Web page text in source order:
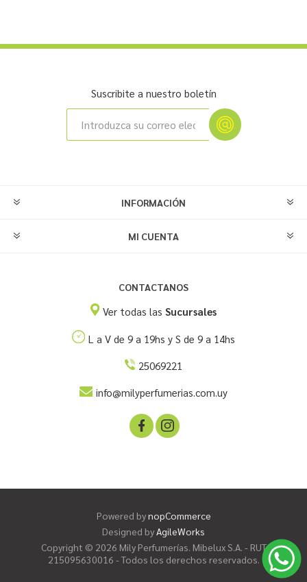
Suscribite a nuestro boletín
INFORMACIÓN
MI CUENTA
CONTACTANOS
Ver todas lasSucursales
L a V de 9 a 19hs y S de 9 a 14hs
25069221
info@milyperfumerias.com.uy
Powered bynopCommerce
Designed byAgileWorks
Copyright © 2026 Mily Perfumerías. Mibelux S.A. - RUT
215095630016 - Todos los derechos reservados.